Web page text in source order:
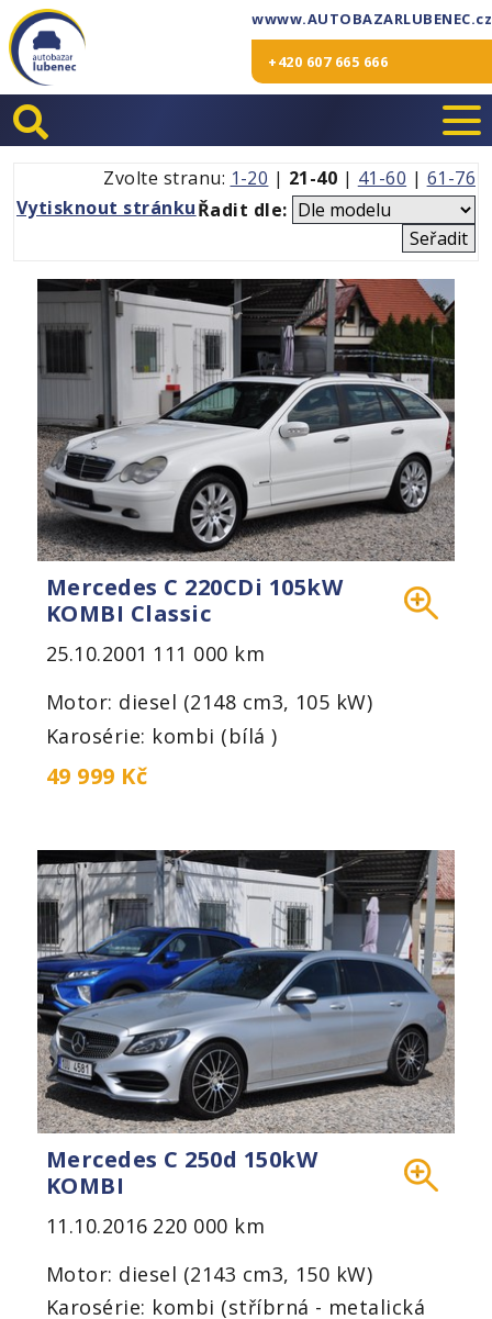
wwww.AUTOBAZARLUBENEC.cz
+420 607 665 666
Zvolte stranu: 1-20 | 21-40 | 41-60 | 61-76
Vytisknout stránkuŘadit dle:
Mercedes C 220CDi 105kW
KOMBI Classic
25.10.2001 111 000 km
Motor: diesel (2148 cm3, 105 kW)
Karosérie: kombi (bílá )
49 999 Kč
Mercedes C 250d 150kW
KOMBI
11.10.2016 220 000 km
Motor: diesel (2143 cm3, 150 kW)
Karosérie: kombi (stříbrná - metalická